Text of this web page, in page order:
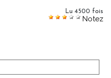
Lu 4500 fois
Notez